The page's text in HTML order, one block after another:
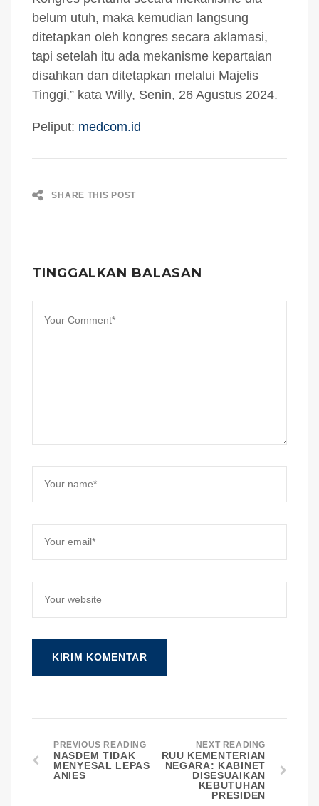
belum utuh, maka kemudian langsung
ditetapkan oleh kongres secara aklamasi,
tapi setelah itu ada mekanisme kepartaian
disahkan dan ditetapkan melalui Majelis
Tinggi,” kata Willy, Senin, 26 Agustus 2024.
Peliput: medcom.id
SHARE THIS POST
TINGGALKAN BALASAN
PREVIOUS READING
NASDEM TIDAK
MENYESAL LEPAS
ANIES
NEXT READING
RUU KEMENTERIAN
NEGARA: KABINET
DISESUAIKAN
KEBUTUHAN
PRESIDEN